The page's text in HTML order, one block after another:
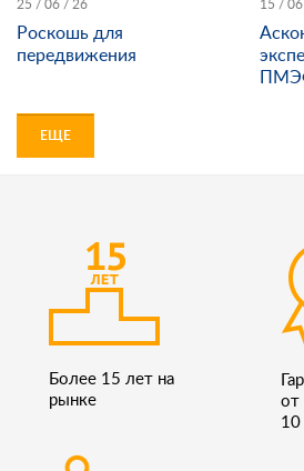
25 / 06 / 26
Роскошь для
передвижения
15 /
ЕЩЕ
Более 15 лет на
рынке
от